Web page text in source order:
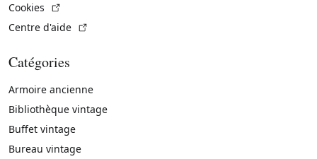
Cookies
Centre d'aide
Catégories
Armoire ancienne
Bibliothèque vintage
Buffet vintage
Bureau vintage